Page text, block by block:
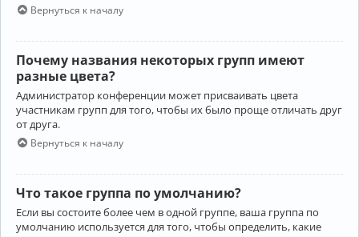
Вернуться к началу
Почему названия некоторых групп имеют
разные цвета?
Администратор конференции может присваивать цвета
участникам групп для того, чтобы их было проще отличать друг
от друга.
Вернуться к началу
Что такое группа по умолчанию?
Если вы состоите более чем в одной группе, ваша группа по
умолчанию используется для того, чтобы определить, какие